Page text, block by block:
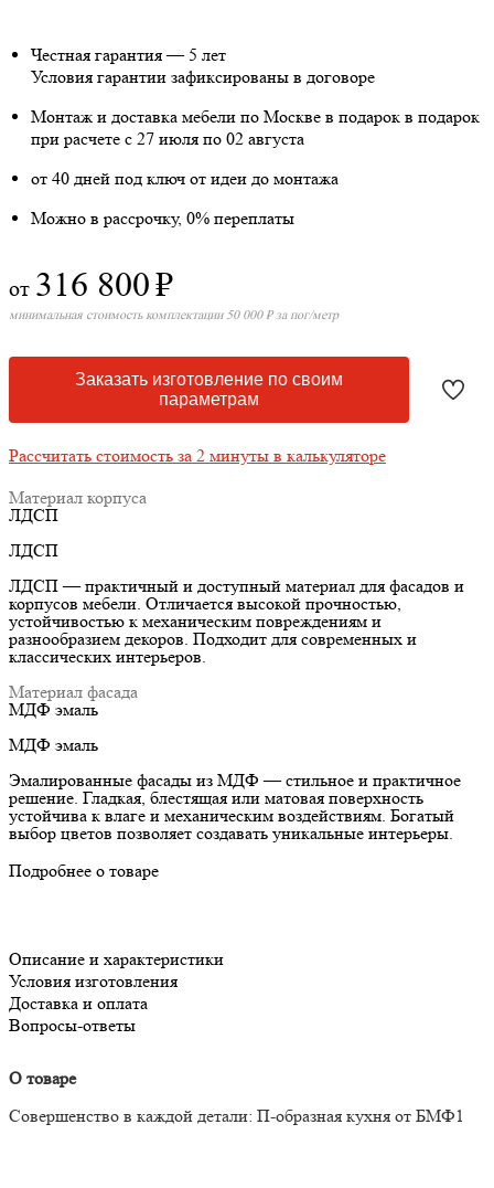
Честная гарантия — 5 лет
Условия гарантии зафиксированы в договоре
Монтаж и доставка мебели по Москве в подарок в подарок
при расчете с 27 июля по 02 августа
от 40 дней под ключ от идеи до монтажа
Можно в рассрочку, 0% переплаты
от 316 800₽
минимальная стоимость комплектации 50 000 ₽ за пог/метр
Заказать изготовление по своим
параметрам
Рассчитать стоимость за 2 минуты в калькуляторе
Материал корпуса
ЛДСП
ЛДСП
ЛДСП — практичный и доступный материал для фасадов и
корпусов мебели. Отличается высокой прочностью,
устойчивостью к механическим повреждениям и
разнообразием декоров. Подходит для современных и
классических интерьеров.
Материал фасада
МДФ эмаль
МДФ эмаль
Эмалированные фасады из МДФ — стильное и практичное
решение. Гладкая, блестящая или матовая поверхность
устойчива к влаге и механическим воздействиям. Богатый
выбор цветов позволяет создавать уникальные интерьеры.
Подробнее о товаре
Описание и характеристики
Условия изготовления
Доставка и оплата
Вопросы-ответы
О товаре
Совершенство в каждой детали: П-образная кухня от БМФ1